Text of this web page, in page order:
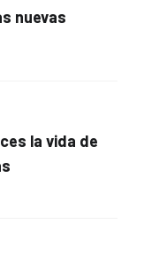
nuevas
la vida de